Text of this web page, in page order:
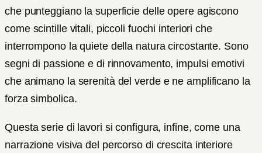
che punteggiano la superficie delle opere agiscono
come scintille vitali, piccoli fuochi interiori che
interrompono la quiete della natura circostante. Sono
segni di passione e di rinnovamento, impulsi emotivi
che animano la serenità del verde e ne amplificano la
forza simbolica.
Questa serie di lavori si configura, infine, come una
narrazione visiva del percorso di crescita interiore